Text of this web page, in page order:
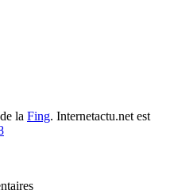
la Fing. Internetactu.net est